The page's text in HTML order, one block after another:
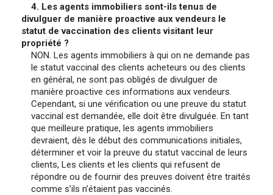
4. Les agents immobiliers sont-ils tenus de
divulguer de manière proactive aux vendeurs le
statut de vaccination des clients visitant leur
propriété ?
NON. Les agents immobiliers à qui on ne demande pas
le statut vaccinal des clients acheteurs ou des clients
en général, ne sont pas obligés de divulguer de
manière proactive ces informations aux vendeurs.
Cependant, si une vérification ou une preuve du statut
vaccinal est demandée, elle doit être divulguée. En tant
que meilleure pratique, les agents immobiliers
devraient, dès le début des communications initiales,
déterminer et voir la preuve du statut vaccinal de leurs
clients, Les clients et les clients qui refusent de
répondre ou de fournir des preuves doivent être traités
comme s’ils n’étaient pas vaccinés.